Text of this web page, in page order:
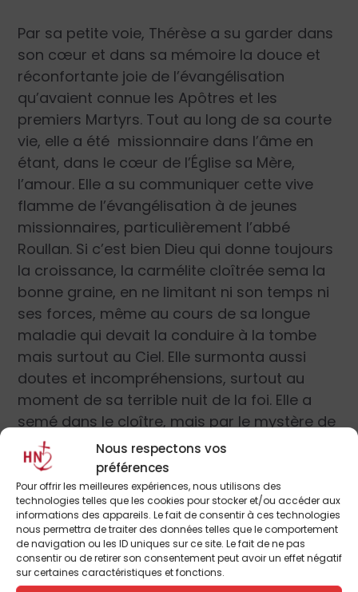
Nous respectons vos
préférences
Pour offrir les meilleures expériences, nous utilisons des
technologies telles que les cookies pour stocker et/ou accéder aux
informations des appareils. Le fait de consentir à ces technologies
nous permettra de traiter des données telles que le comportement
de navigation ou les ID uniques sur ce site. Le fait de ne pas
consentir ou de retirer son consentement peut avoir un effet négatif
sur certaines caractéristiques et fonctions.
Par sa petite voie, Thérèse a su garder dans
son cœur et dans sa mémoire la douce et
réconfortante joie de l’évangélisation
qu’avaient connue les Apôtres et les
premiers Martyrs. Tout au long de sa courte
vie, elle a été missionnaire dans l’âme en
étant, dans le cœur de l’Église sa Mère,
l’amour. Elle a su communiquer cette vive
flamme de l’évangélisation à de jeunes
missionnaires, particulièrement l’abbé
Roullan. Si c’est bien Dieu qui donne toujours
la croissance, la carmélite cloîtrée sema la
bonne graine, en ne limitant ni son temps ni
ses forces, même au cours de sa longue
maladie qui devait la conduire à la tombe
mais surtout au Ciel. Elle surmonta aussi
doutes et incompréhensions, surtout au
moment de sa terrible nuit de la foi. Elle a
semé dans le cloître, mais par le mystère de
la communion des saints, la graine s’est
enfouie dans les terres sèches et arides du
paganisme et de l’incrédulité, cette graine
de l’amour, cette graine de la Bonne
Nouvelle d’un Dieu qui a tant aimé le monde
qu’il lui a envoyé son Fils unique. Et elle l’a
fait, malgré ou plutôt en raison de sa